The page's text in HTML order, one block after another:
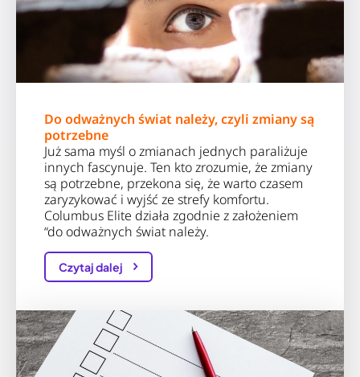
Do odważnych świat należy, czyli zmiany są
potrzebne
Już sama myśl o zmianach jednych paraliżuje
innych fascynuje. Ten kto zrozumie, że zmiany
są potrzebne, przekona się, że warto czasem
zaryzykować i wyjść ze strefy komfortu.
Columbus Elite działa zgodnie z założeniem
“do odważnych świat należy.
Czytaj dalej